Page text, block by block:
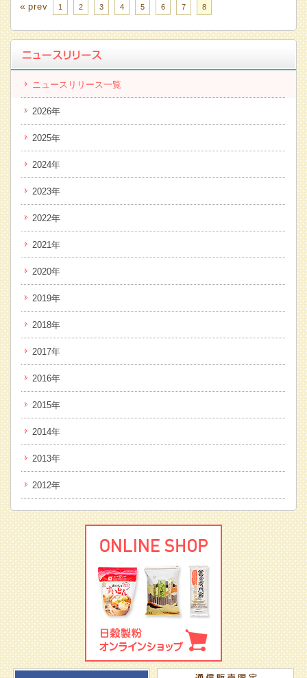
« prev 1 2 3 4 5 6 7 8
ニュースリリース一覧
2026年
2025年
2024年
2023年
2022年
2021年
2020年
2019年
2018年
2017年
2016年
2015年
2014年
2013年
2012年